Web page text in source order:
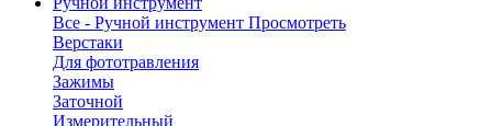
Все - Ручной инструмент Просмотреть
Верстаки
Для фототравления
Зажимы
Заточной
Измерительный